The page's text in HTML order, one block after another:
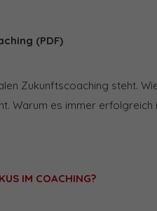
(PDF)
Zukunftscoaching steht.
Warum es immer
IM COACHING?